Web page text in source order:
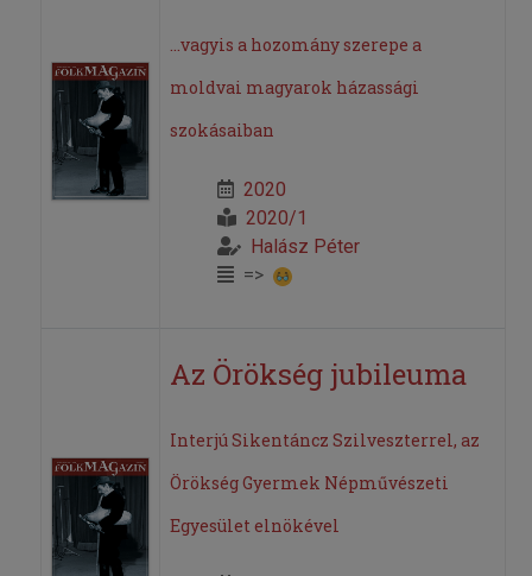
...vagyis a hozomány szerepe a
moldvai magyarok házassági
szokásaiban
2020
2020/1
Halász Péter
=>
Az Örökség jubileuma
Interjú Sikentáncz Szilveszterrel, az
Örökség Gyermek Népművészeti
Egyesület elnökével